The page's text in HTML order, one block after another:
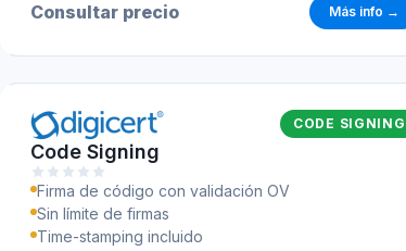
Consultar precio Más info →
CODE SIGNING
Code Signing
Firma de código con validación OV
Sin límite de firmas
Time-stamping incluido